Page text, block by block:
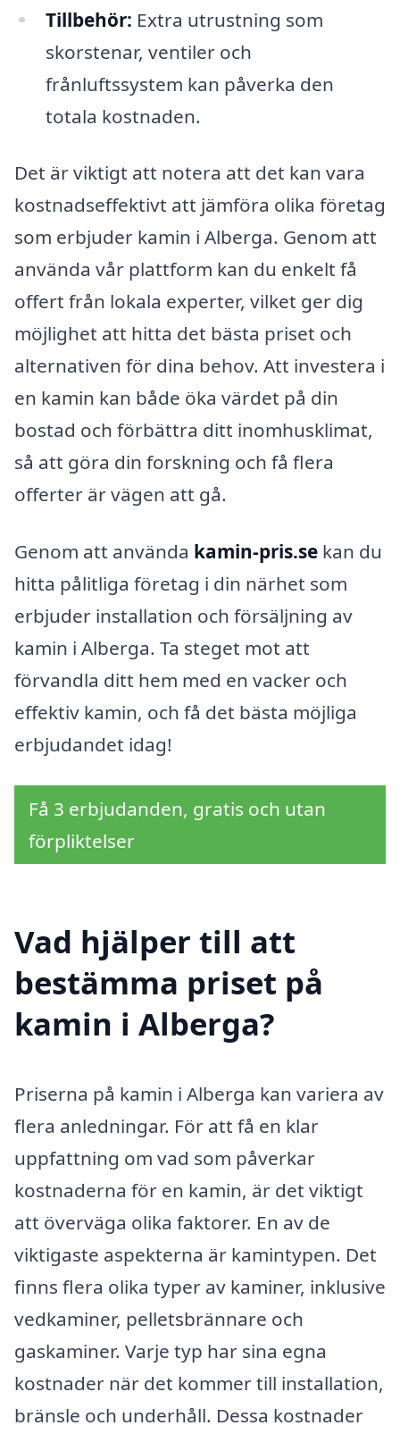
Tillbehör: Extra utrustning som
skorstenar, ventiler och
frånluftssystem kan påverka den
totala kostnaden.
Det är viktigt att notera att det kan vara
kostnadseffektivt att jämföra olika företag
som erbjuder kamin i Alberga. Genom att
använda vår plattform kan du enkelt få
offert från lokala experter, vilket ger dig
möjlighet att hitta det bästa priset och
alternativen för dina behov. Att investera i
en kamin kan både öka värdet på din
bostad och förbättra ditt inomhusklimat,
så att göra din forskning och få flera
offerter är vägen att gå.
Genom att använda kamin-pris.se kan du
hitta pålitliga företag i din närhet som
erbjuder installation och försäljning av
kamin i Alberga. Ta steget mot att
förvandla ditt hem med en vacker och
effektiv kamin, och få det bästa möjliga
erbjudandet idag!
Få 3 erbjudanden, gratis och utan
förpliktelser
Vad hjälper till att
bestämma priset på
kamin i Alberga?
Priserna på kamin i Alberga kan variera av
flera anledningar. För att få en klar
uppfattning om vad som påverkar
kostnaderna för en kamin, är det viktigt
att överväga olika faktorer. En av de
viktigaste aspekterna är kamintypen. Det
finns flera olika typer av kaminer, inklusive
vedkaminer, pelletsbrännare och
gaskaminer. Varje typ har sina egna
kostnader när det kommer till installation,
bränsle och underhåll. Dessa kostnader